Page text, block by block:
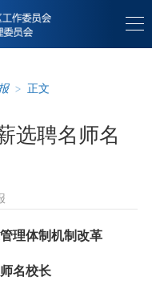
> 正文
选聘名师名
理体制机制改革
名校长